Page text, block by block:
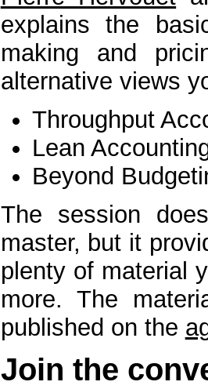
explains the
making and
alternative views
Throughput
Lean
Beyond
The session
master, but it
plenty of material
more. The
published on the
Join the